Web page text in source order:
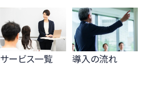
サービス一覧 導入の流れ